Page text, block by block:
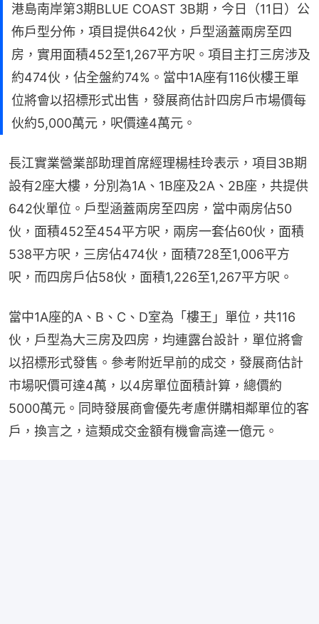
港島南岸第3期BLUE COAST 3B期，今日（11日）公
佈戶型分佈，項目提供642伙，戶型涵蓋兩房至四
房，實用面積452至1,267平方呎。項目主打三房涉及
約474伙，佔全盤約74%。當中1A座有116伙樓王單
位將會以招標形式出售，發展商估計四房戶市場價每
伙約5,000萬元，呎價達4萬元。
長江實業營業部助理首席經理楊桂玲表示，項目3B期
設有2座大樓，分別為1A、1B座及2A、2B座，共提供
642伙單位。戶型涵蓋兩房至四房，當中兩房佔50
伙，面積452至454平方呎，兩房一套佔60伙，面積
538平方呎，三房佔474伙，面積728至1,006平方
呎，而四房戶佔58伙，面積1,226至1,267平方呎。
當中1A座的A、B、C、D室為「樓王」單位，共116
伙，戶型為大三房及四房，均連露台設計，單位將會
以招標形式發售。參考附近早前的成交，發展商估計
市場呎價可達4萬，以4房單位面積計算，總價約
5000萬元。同時發展商會優先考慮併購相鄰單位的客
戶，換言之，這類成交金額有機會高達一億元。